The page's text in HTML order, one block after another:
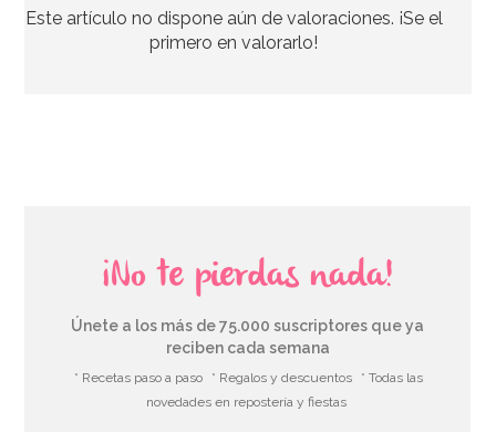
5,50€
Este artículo no dispone aún de valoraciones. ¡Se el
primero en valorarlo!
¡No te pierdas nada!
Únete a los más de 75.000 suscriptores que ya
reciben cada semana
* Recetas paso a paso * Regalos y descuentos
* Todas las
novedades en repostería y fiestas